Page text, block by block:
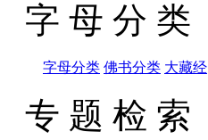
字 母 分 类
字母分类 佛书分类 大藏经
专 题 检 索